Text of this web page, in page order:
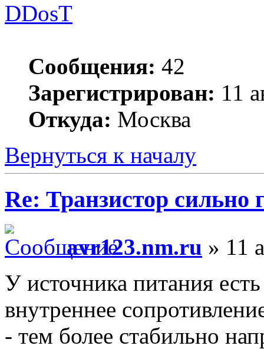
DDosT
Сообщения: 42
Зарегистрирован: 11
Откуда: Москва
Вернуться к началу
Re: Транзистор сильно
avr123.nm.ru » 11
У источника питания
внутреннее
- тем более стабильно